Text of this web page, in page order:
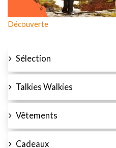
Découverte
Sélection
Talkies Walkies
Vêtements
Cadeaux